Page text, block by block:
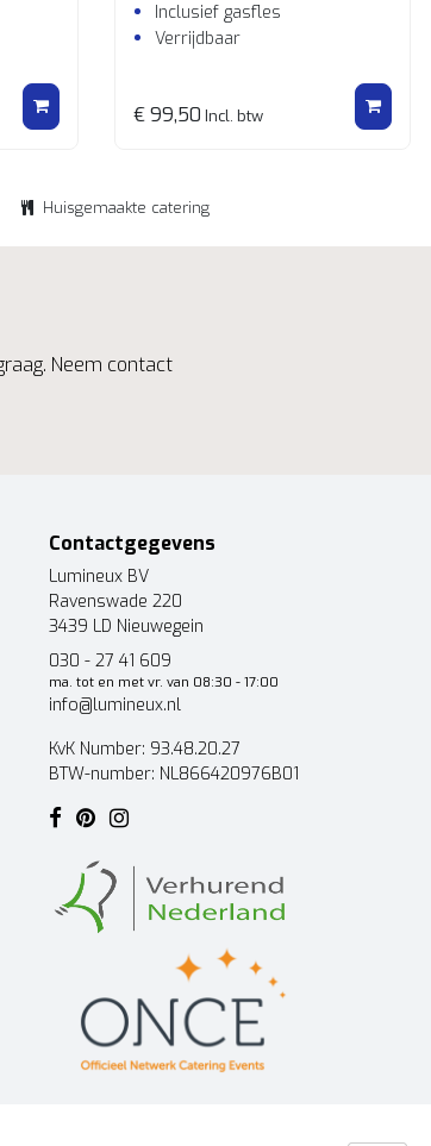
Inclusief gasfles
Verrijdbaar
€ 99,50 Incl. btw
Huisgemaakte catering
Neem contact
Contactgegevens
Lumineux BV
Ravenswade 220
3439 LD Nieuwegein
030 - 27 41 609
ma. tot en met vr. van 08:30 - 17:00
info@lumineux.nl
KvK Number: 93.48.20.27
BTW-number: NL866420976B01